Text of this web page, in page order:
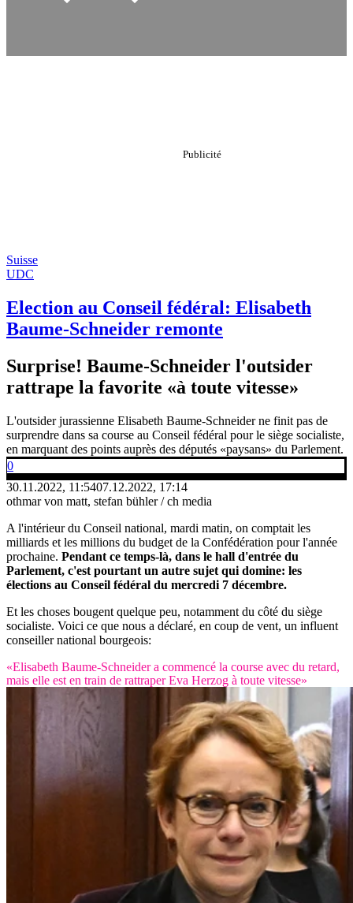
Suisse
UDC
Election au Conseil fédéral: Elisabeth
Baume-Schneider remonte
Surprise! Baume-Schneider l'outsider
rattrape la favorite «à toute vitesse»
L'outsider jurassienne Elisabeth Baume-Schneider ne finit pas de
surprendre dans sa course au Conseil fédéral pour le siège socialiste,
en marquant des points auprès des députés «paysans» du Parlement.
0
30.11.2022, 11:5407.12.2022, 17:14
othmar von matt, stefan bühler / ch media
A l'intérieur du Conseil national, mardi matin, on comptait les
milliards et les millions du budget de la Confédération pour l'année
prochaine. Pendant ce temps-là, dans le hall d'entrée du
Parlement, c'est pourtant un autre sujet qui domine: les
élections au Conseil fédéral du mercredi 7 décembre.
Et les choses bougent quelque peu, notamment du côté du siège
socialiste. Voici ce que nous a déclaré, en coup de vent, un influent
conseiller national bourgeois:
«Elisabeth Baume-Schneider a commencé la course avec du retard,
mais elle est en train de rattraper Eva Herzog à toute vitesse»